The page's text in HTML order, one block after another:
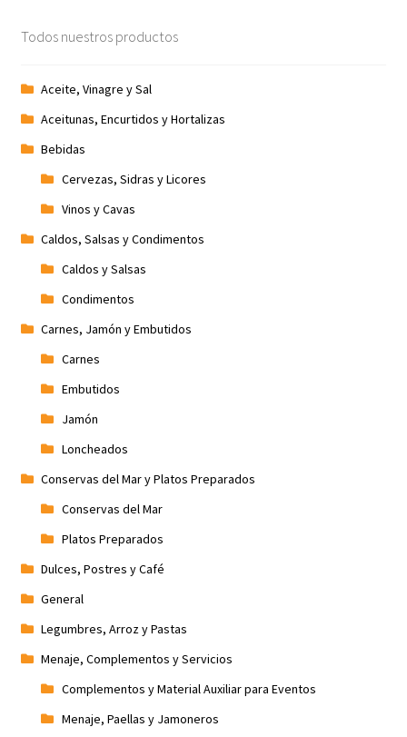
Promociones
Términos y condiciones
Tienda
Todos nuestros productos
Aceite, Vinagre y Sal
Aceitunas, Encurtidos y Hortalizas
Bebidas
Cervezas, Sidras y Licores
Vinos y Cavas
Caldos, Salsas y Condimentos
Caldos y Salsas
Condimentos
Carnes, Jamón y Embutidos
Carnes
Embutidos
Jamón
Loncheados
Conservas del Mar y Platos Preparados
Conservas del Mar
Platos Preparados
Dulces, Postres y Café
General
Legumbres, Arroz y Pastas
Menaje, Complementos y Servicios
Complementos y Material Auxiliar para Eventos
Menaje, Paellas y Jamoneros